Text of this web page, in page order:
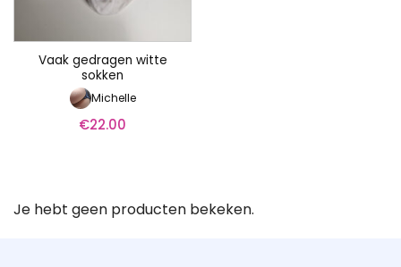
Vaak gedragen witte
sokken
Michelle
€22.00
Je hebt geen producten bekeken.